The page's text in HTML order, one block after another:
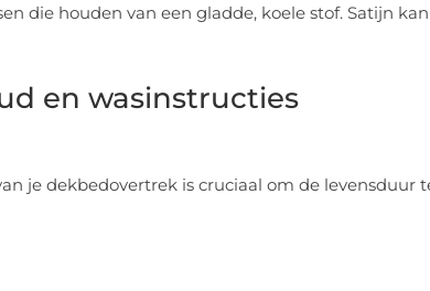
die houden van een gladde, koele stof. Satijn
en wasinstructies
je dekbedovertrek is cruciaal om de levensduur